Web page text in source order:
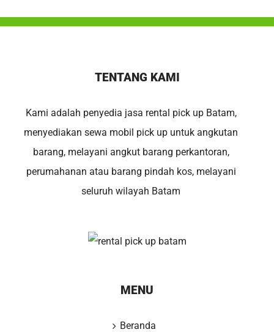
TENTANG KAMI
Kami adalah penyedia jasa rental pick up Batam,
menyediakan sewa mobil pick up untuk angkutan
barang, melayani angkut barang perkantoran,
perumahanan atau barang pindah kos, melayani
seluruh wilayah Batam
MENU
Beranda